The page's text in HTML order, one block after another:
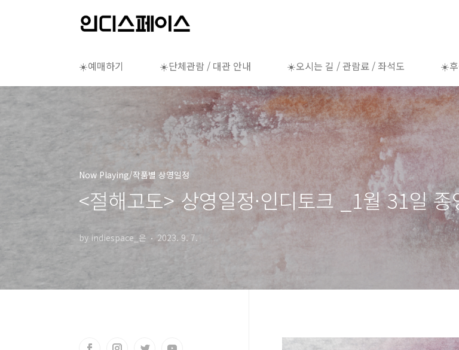
☀️예매하기 ☀️단체관람 / 대관 안내 ☀️오시는 길 / 관람료 / 좌석도 ☀️후
Now Playing/작품별 상영일정
<절해고도> 상영일정·인디토크 _1월 31일 종
by indiespace_은 2023. 9. 7.